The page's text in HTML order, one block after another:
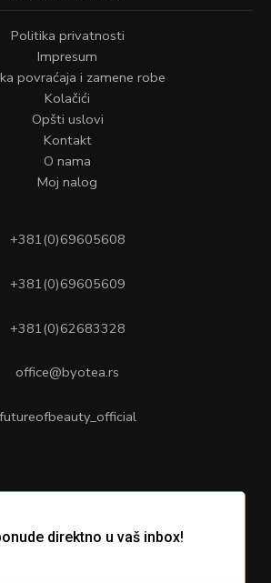
Politika privatnosti
Impresum
povraćaja i zamene robe
Kolačići
Opšti uslovi
Kontakt
O nama
Moj nalog
+381(0)69605608
+381(0)69605609
+381(0)62683328
office@byotea.rs
futureofbeauty_official